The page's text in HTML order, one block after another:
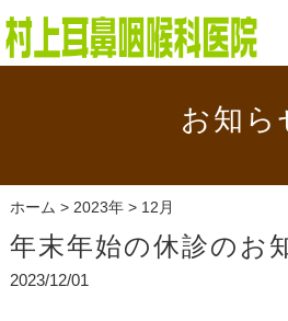
お知ら
ホーム > 2023年> 12月
年末年始の休診のお
2023/12/01